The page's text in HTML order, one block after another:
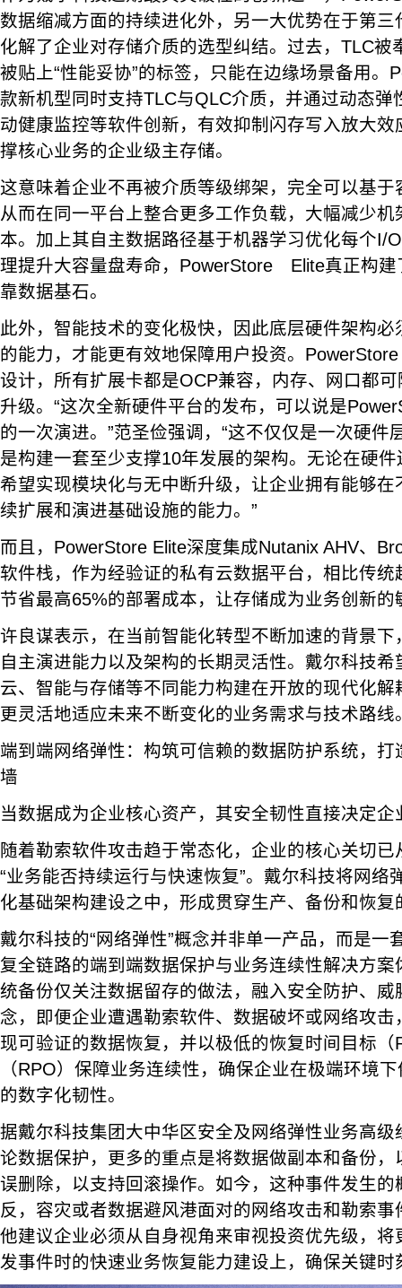
数据缩减方面的持续进化外，另一大优势在于第
化解了企业对存储介质的选型纠结。过去，TLC被
被贴上“性能妥协”的标签，只能在边缘场景备用
款新机型同时支持TLC与QLC介质，并通过动态弹
动健康监控等软件创新，有效抑制闪存写入放大
撑核心业务的企业级主存储。
这意味着企业不再被介质等级绑架，完全可以基
从而在同一平台上整合更多工作负载，大幅减少
本。加上其自主数据路径基于机器学习优化每个I/
理提升大容量盘寿命，PowerStore Elite真正构建
靠数据基石。
此外，智能技术的变化极快，因此底层硬件架构
的能力，才能更有效地保障用户投资。
设计，所有扩展卡都是OCP兼容，内存、网口都
升级。“这次全新硬件平台的发布，可以说是
的一次演进。”范圣俭强调，“这不仅仅是一次硬件
是构建一套至少支撑10年发展的架构。无论在硬
希望实现模块化与无中断升级，让企业拥有能够
续扩展和演进基础设施的能力。”
而且，PowerStore Elite深度集成Nutanix AHV、
软件栈，作为经验证的私有云数据平台，相比传
节省最高65%的部署成本，让存储成为业务创新的
许良谋表示，在当前智能化转型不断加速的背景
自主演进能力以及架构的长期灵活性。戴尔科技
云、智能与存储等不同能力构建在开放的现代化
更灵活地适应未来不断变化的业务需求与技术路线
端到端网络弹性：构筑可信赖的数据防护系统，
墙
当数据成为企业核心资产，其安全韧性直接决定企
随着勒索软件攻击趋于常态化，企业的核心关切已
“业务能否持续运行与快速恢复”。戴尔科技将网络
化基础架构建设之中，形成贯穿生产、备份和恢复
戴尔科技的“网络弹性”概念并非单一产品，而是一
复全链路的端到端数据保护与业务连续性解决方
统备份仅关注数据留存的做法，融入安全防护、威
念，即便企业遭遇勒索软件、数据破坏或网络攻
现可验证的数据恢复，并以极低的恢复时间目标
（RPO）保障业务连续性，确保企业在极端环境
的数字化韧性。
据戴尔科技集团大中华区安全及网络弹性业务高
论数据保护，更多的重点是将数据做副本和备份
误删除，以支持回滚操作。如今，这种事件发生
反，容灾或者数据避风港面对的网络攻击和勒索
他建议企业必须从自身视角来审视投资优先级，
发事件时的快速业务恢复能力建设上，确保关键时